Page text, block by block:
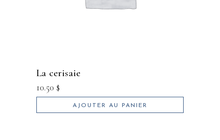
la cerisaie
10.50 $
AJOUTER AU PANIER